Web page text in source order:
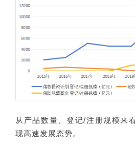
从产品数量、登记/注册规模来
现高速发展态势。